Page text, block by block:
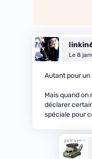
Le 8
Autant pour
Mais quand
déclarer
spéciale pour